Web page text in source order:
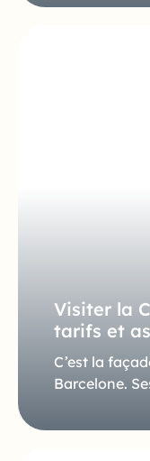
Visiter la
tarifs et
C’est la
Barcelone.